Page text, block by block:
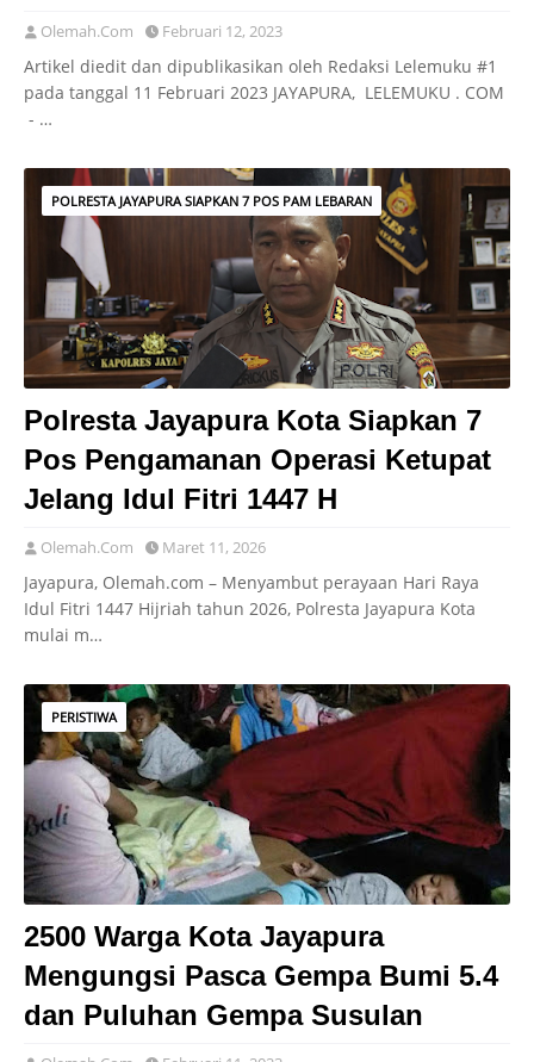
Olemah.Com Februari 12, 2023
Artikel diedit dan dipublikasikan oleh Redaksi Lelemuku #1
pada tanggal 11 Februari 2023 JAYAPURA, LELEMUKU . COM
- …
POLRESTA JAYAPURA SIAPKAN 7 POS PAM LEBARAN
Polresta Jayapura Kota Siapkan 7
Pos Pengamanan Operasi Ketupat
Jelang Idul Fitri 1447 H
Olemah.Com Maret 11, 2026
Jayapura, Olemah.com – Menyambut perayaan Hari Raya
Idul Fitri 1447 Hijriah tahun 2026, Polresta Jayapura Kota
mulai m…
PERISTIWA
2500 Warga Kota Jayapura
Mengungsi Pasca Gempa Bumi 5.4
dan Puluhan Gempa Susulan